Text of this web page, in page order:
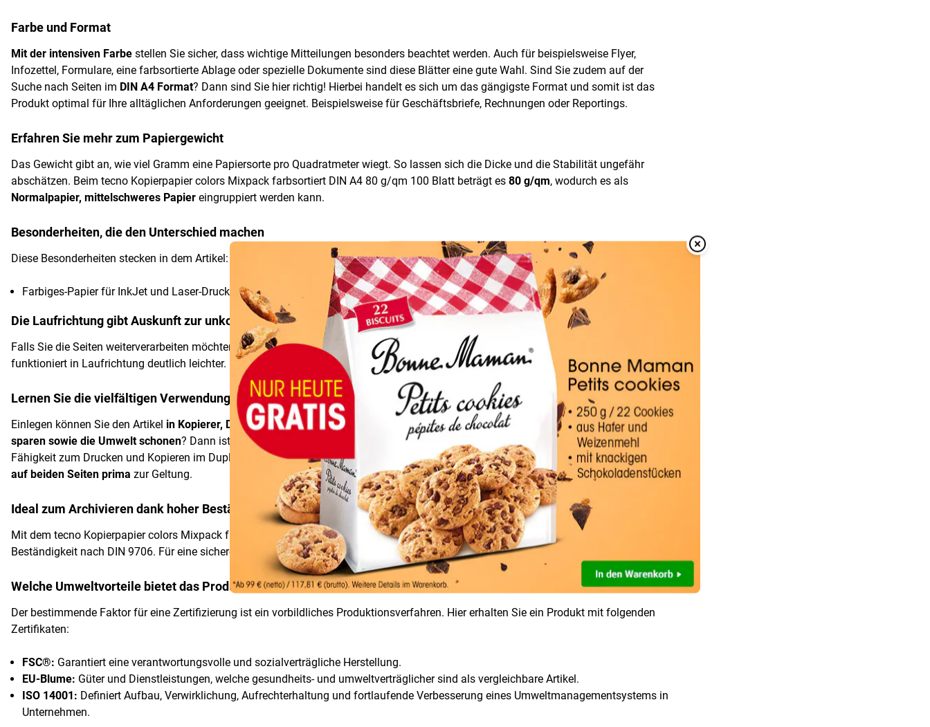
Overlay
Overlay Schließen
Farbe und Format
Mit der intensiven Farbe stellen Sie sicher, dass wichtige Mitteilungen besonders beachtet werden. Auch für beispielsweise Flyer,
Infozettel, Formulare, eine farbsortierte Ablage oder spezielle Dokumente sind diese Blätter eine gute Wahl. Sind Sie zudem auf der
Suche nach Seiten im DIN A4 Format? Dann sind Sie hier richtig! Hierbei handelt es sich um das gängigste Format und somit ist das
Produkt optimal für Ihre alltäglichen Anforderungen geeignet. Beispielsweise für Geschäftsbriefe, Rechnungen oder Reportings.
Erfahren Sie mehr zum Papiergewicht
Das Gewicht gibt an, wie viel Gramm eine Papiersorte pro Quadratmeter wiegt. So lassen sich die Dicke und die Stabilität ungefähr
abschätzen. Beim tecno Kopierpapier colors Mixpack farbsortiert DIN A4 80 g/qm 100 Blatt beträgt es 80 g/qm, wodurch es als
Normalpapier, mittelschweres Papier eingruppiert werden kann.
Besonderheiten, die den Unterschied machen
Diese Besonderheiten stecken in dem Artikel:
Farbiges-Papier für InkJet und Laser-Drucker, zum Kopieren und Faxen geeignet.
Die Laufrichtung gibt Auskunft zur unkomplizierten Weiterverarbeitung
Falls Sie die Seiten weiterverarbeiten möchten, ist dieLaufrichtung interessant, welche hier Schmalbahn
ist. Die Seiten zu falzen
funktioniert in Laufrichtung deutlich leichter.
Lernen Sie die vielfältigen Verwendungsmöglichkeiten kennen
Einlegen können Sie den Artikel in Kopierer, Drucker, Fax-Geräte , im Speziellen in Laser, InkJet-Geräte. Sie möchten Zeit und Geld
sparen sowie die Umwelt schonen? Dann ist das tecno Kopierpapier colors Mixpack farbsortiert DIN A4 80 g/qm 100 Blatt mit der
Fähigkeit zum Drucken und Kopieren im Duplexverfahren die richtige Wahl. Das Produkt ist nahezu blickdicht und der Ausdruck kommt
auf beiden Seiten prima zur Geltung.
Ideal zum Archivieren dank hoher Beständigkeit
Mit dem tecno Kopierpapier colors Mixpack farbsortiert DIN A4 80 g/qm 100 Blatt erhalten Sie ein Produkt mit einer extrem langen
Beständigkeit nach DIN 9706. Für eine sichere Lagerung bzw. Archivierung von bis zu200 Jahren.
Welche Umweltvorteile bietet das Produkt?
Der bestimmende Faktor für eine Zertifizierung ist ein vorbildliches Produktionsverfahren. Hier erhalten Sie ein Produkt mit folgenden
Zertifikaten:
FSC®: Garantiert eine verantwortungsvolle und sozialverträgliche Herstellung.
EU-Blume: Güter und Dienstleistungen, welche gesundheits- und umweltverträglicher sind als vergleichbare Artikel.
ISO 14001: Definiert Aufbau, Verwirklichung, Aufrechterhaltung und fortlaufende Verbesserung eines Umweltmanagementsystems in
Unternehmen.